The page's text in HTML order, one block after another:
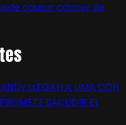
causar cáncer de
LLEGAN A LIMA CON
SACUDIR EL